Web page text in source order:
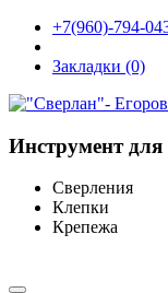
+7(960)-794-
Закладки (0)
Инструмент для
Сверления
Клепки
Крепежа